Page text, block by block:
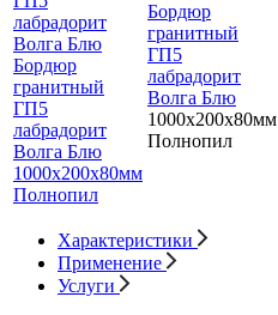
Бордюр
гранитный
ГП5
лабрадорит
Волга Блю
1000x200x80мм
Полнопил
Бордюр
гранитный
ГП5
лабрадорит
Волга Блю
1000x200x80мм
Полнопил
Характеристики
Применение
Услуги